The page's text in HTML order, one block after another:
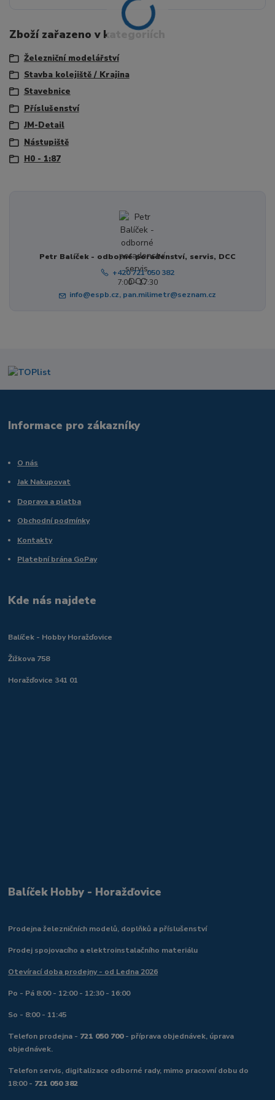
Zboží zařazeno v kategoriích
Železniční modelářství
Stavba kolejiště / Krajina
Stavebnice
Příslušenství
JM-Detail
Nástupiště
H0 - 1:87
Petr Balíček - odborné poradenství, servis, DCC
+420 721 050 382
7:00 - 17:30
info@espb.cz, pan.milimetr@seznam.cz
Informace pro zákazníky
O nás
Jak Nakupovat
Doprava a platba
Obchodní podmínky
Kontakty
Platební brána GoPay
Kde nás najdete
Balíček - Hobby Horažďovice
Žižkova 758
Horažďovice 341 01
Balíček Hobby - Horažďovice
Prodejna železničních modelů, doplňků a příslušenství
Prodej spojovacího a elektroinstalačního materiálu
Otevírací doba prodejny - od Ledna 2026
Po - Pá 8:00 - 12:00 - 12:30 - 16:00
So - 8:00 - 11:45
Telefon prodejna - 721 050 700- příprava objednávek, úprava
objednávek.
Telefon servis, digitalizace odborné rady, mimo pracovní dobu do
18:00 - 721 050 382